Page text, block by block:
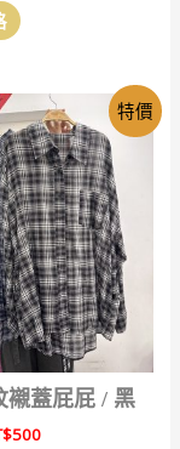
項
產
有
多
種
款
式。
可
在
產
品
頁
面
選
擇
特價
襯蓋屁屁 / 黑
500目